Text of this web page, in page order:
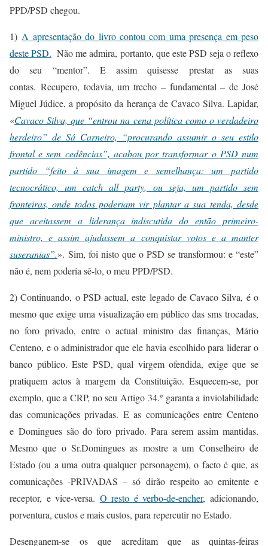
PPD/PSD chegou.
1) A apresentação do livro contou com uma presença em peso
deste PSD. Não me admira, portanto, que este PSD seja o reflexo
do seu “mentor”. E assim quisesse prestar as suas
contas. Recupero, todavia, um trecho – fundamental – de José
Miguel Júdice, a propósito da herança de Cavaco Silva. Lapidar,
«Cavaco Silva, que “entrou na cena política como o verdadeiro
herdeiro” de Sá Carneiro, “procurando assumir o seu estilo
frontal e sem cedências”, acabou por transformar o PSD num
partido “feito à sua imagem e semelhança: um partido
tecnocrático, um catch all party, ou seja, um partido sem
fronteiras, onde todos poderiam vir plantar a sua tenda, desde
que aceitassem a liderança indiscutida do então primeiro-
ministro, e assim ajudassem a conquistar votos e a manter
suseranias”.». Sim, foi nisto que o PSD se transformou: e “este”
não é, nem poderia sê-lo, o meu PPD/PSD.
2) Continuando, o PSDactual, este legado de Cavaco Silva, éo
mesmo que exige uma visualização em público das sms trocadas,
no foro privado, entre o actual ministro das finanças, Mário
Centeno, e o administrador que ele havia escolhido para liderar o
banco público. Este PSD, qual virgem ofendida, exige que se
pratiquem actos à margem da Constituição. Esquecem-se, por
exemplo, que a CRP, no seu Artigo 34.º garanta a inviolabilidade
das comunicações privadas. E as comunicações entre Centeno
e Domingues são do foro privado. Para serem assim mantidas.
Mesmo que o Sr.Domingues as mostre a um Conselheiro de
Estado (ou a uma outra qualquer personagem), o facto é que, as
comunicações -PRIVADAS – só dirão respeito ao emitente e
receptor, e vice-versa. O resto é verbo-de-encher, adicionando,
porventura, custos e mais custos, para repercutir no Estado.
Desenganem-se os que acreditam que as quintas-feiras